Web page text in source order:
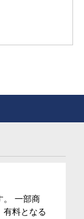
。 一部商
有料となる